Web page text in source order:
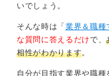
いでしょう。
そんな時は「業界＆職種
な質問に答えるだけで、
相性がわかります。
自分が目指す業界や職